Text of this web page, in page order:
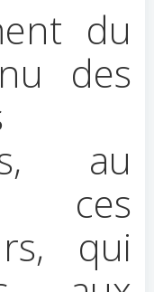
du
des
au
ces
qui